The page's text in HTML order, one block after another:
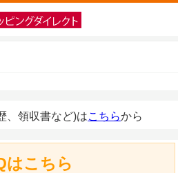
、領収書など)はこちらから
はこちら